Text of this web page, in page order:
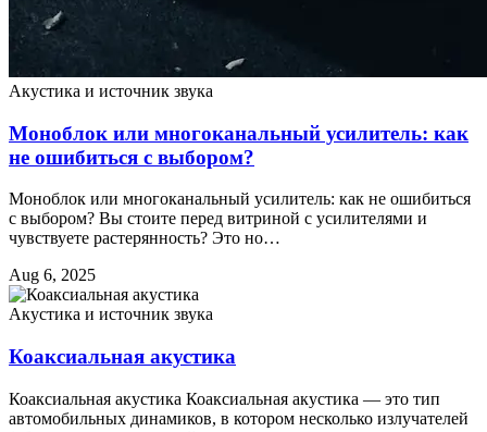
Акустика и источник звука
Моноблок или многоканальный усилитель: как
не ошибиться с выбором?
Моноблок или многоканальный усилитель: как не ошибиться
с выбором? Вы стоите перед витриной с усилителями и
чувствуете растерянность? Это но…
Aug 6, 2025
Акустика и источник звука
Коаксиальная акустика
Коаксиальная акустика Коаксиальная акустика — это тип
автомобильных динамиков, в котором несколько излучателей